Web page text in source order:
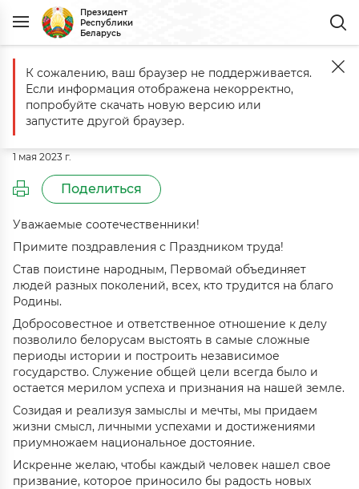
Президент
Республики
Беларусь
Главная События Поздравление с Праздником труда
Поздравление с Праздником
труда
1 мая 2023 г.
Поделиться
Уважаемые соотечественники!
Примите поздравления с Праздником труда!
Став поистине народным, Первомай объединяет
людей разных поколений, всех, кто трудится на благо
Родины.
Добросовестное и ответственное отношение к делу
позволило белорусам выстоять в самые сложные
периоды истории и построить независимое
государство. Служение общей цели всегда было и
остается мерилом успеха и признания на нашей земле.
Созидая и реализуя замыслы и мечты, мы придаем
жизни смысл, личными успехами и достижениями
приумножаем национальное достояние.
Искренне желаю, чтобы каждый человек нашел свое
призвание, которое приносило бы радость новых
К сожалению, ваш браузер не поддерживается.
Если информация отображена некорректно,
попробуйте скачать новую версию или
запустите другой браузер.